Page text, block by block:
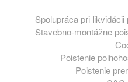
Spolupráca pri
Stavebno-montážne
Poistenie
Poistenie